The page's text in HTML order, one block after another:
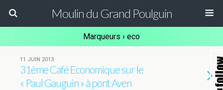
Moulin du Grand Poulguin
Marqueurs › eco
11 JUIN 2013
31ème Café Economique sur le
« Paul Gauguin » à pont Aven